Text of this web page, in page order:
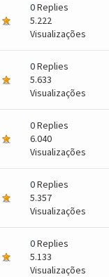
0Replies
5.222
Visualizações
0Replies
5.633
Visualizações
0Replies
6.040
Visualizações
0Replies
5.357
Visualizações
0Replies
5.133
Visualizações